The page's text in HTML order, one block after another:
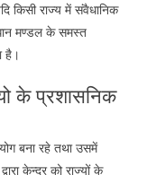
किसी राज्य में संवैधानिक
मण्डल के समस्त
है।
के प्रशासनिक
बना रहे तथा उसमें
केन्द्र को राज्यों के